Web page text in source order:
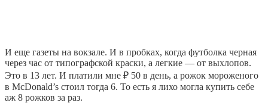
И еще газеты на вокзале. И в пробках, когда футболка черная
через час от типографской краски, а легкие — от выхлопов.
Это в 13 лет. И платили мне ₽ 50 в день, а рожок мороженого
в McDonald’s стоил тогда 6. То есть я лихо могла купить себе
аж 8 рожков за раз.